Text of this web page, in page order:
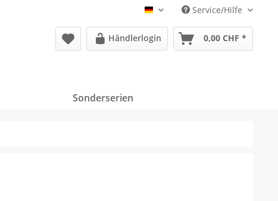
Deutsch Service/Hilfe
Händlerlogin 0,00 CHF *
Sonderserien